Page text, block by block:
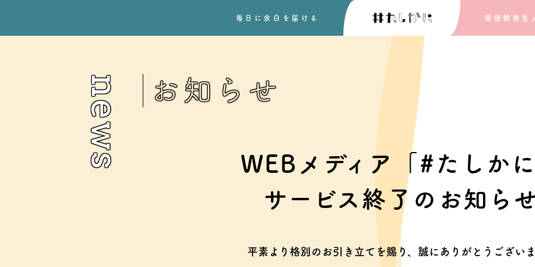
毎日に余白を 届ける 価値観発見
news お知らせ
WEBメディア「#たしかに
サービス終了のお知ら
平素より格別のお引き立てを賜り、 誠にありがとうございま